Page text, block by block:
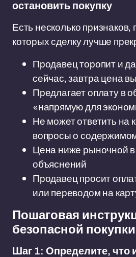
остановить покупку
Есть несколько
которых сделку лучше
Продавец торопит и
сейчас, завтра цена
Предлагает оплату в
«напрямую для
Не может ответить на
вопросы о
Цена ниже рыночной в
объяснений
Продавец просит
или переводом на
Пошаговая
безопасной покупки
Шаг 1: Определите, что